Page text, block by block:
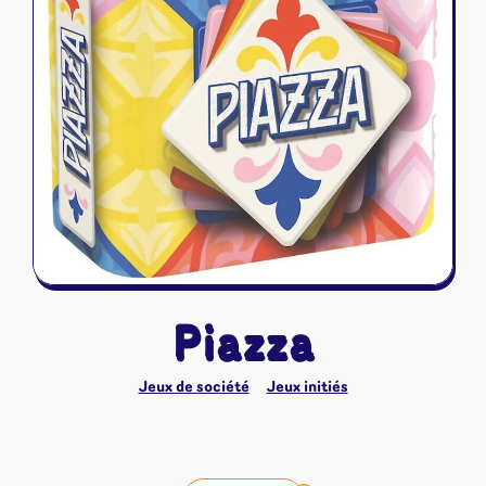
Naruto Mythos
Autres
Tapis de jeu
Piazza
Jeux de société Jeux initiés